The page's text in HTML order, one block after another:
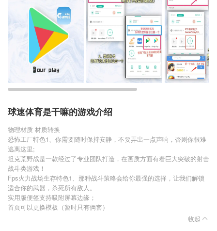
球速体育是干嘛的游戏介绍
物理材质 材质转换
恐怖工厂特色1、你需要随时保持安静，不要弄出一点声响，否则你很难
逃离这里;
坦克荒野战是一款经过了专业团队打造，在画质方面有着巨大突破的射击
战斗类游戏！
Fps火力战场生存特色1、那种战斗策略会给你最强的选择，让我们解锁
适合你的武器，杀死所有敌人。
实用版便签支持吸附屏幕边缘；
首页可以更换模板（暂时只有俩套）
收起